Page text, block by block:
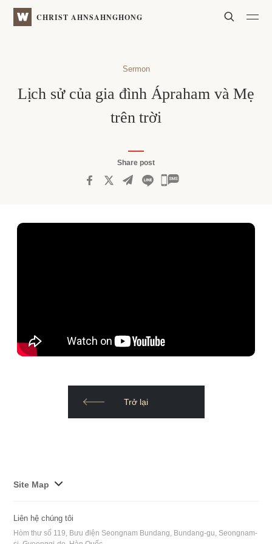
WATVCHRIST AHNSAHNGHONG Search
Sermon
Lịch sử của gia đình Ápraham và Mẹ
trên trời
Share post
Trở lại
Site Map
사
전
Liên hệ chúng tôi
Hòm thư số 119, Bưu điện Seongnam Bundang, Bundang-gu, Seongnam-